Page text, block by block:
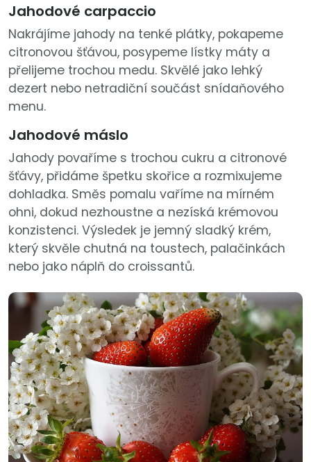
Jahodové carpaccio
Nakrájíme jahody na tenké plátky, pokapeme
citronovou šťávou, posypeme lístky máty a
přelijeme trochou medu. Skvělé jako lehký
dezert nebo netradiční součást snídaňového
menu.
Jahodové máslo
Jahody povaříme s trochou cukru a citronové
šťávy, přidáme špetku skořice a rozmixujeme
dohladka. Směs pomalu vaříme na mírném
ohni, dokud nezhoustne a nezíská krémovou
konzistenci. Výsledek je jemný sladký krém,
který skvěle chutná na toustech, palačinkách
nebo jako náplň do croissantů.